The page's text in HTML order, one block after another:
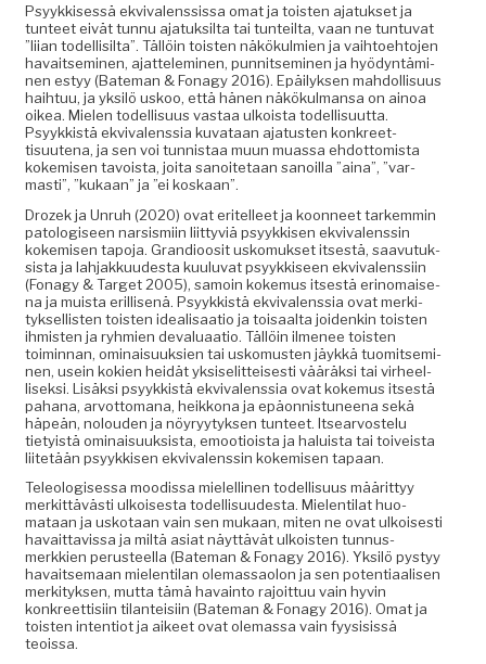
Psyykkisessä ekvi­valenssis­sa omat ja tois­t­en ajatuk­set ja
tun­teet eivät tun­nu ajatuk­sil­ta tai tun­teil­ta, vaan ne tun­tu­vat
”liian todel­lisil­ta”. Täl­löin tois­t­en näkökul­mien ja vai­h­toe­hto­jen
havait­sem­i­nen, ajat­telem­i­nen, pun­nit­sem­i­nen ja hyö­dyn­tämi­
nen estyy (Bate­man & Fon­agy 2016). Epäi­lyk­sen mah­dol­lisu­us
hai­h­tuu, ja yksilö uskoo, että hänen näkökul­mansa on ain­oa
oikea. Mie­len todel­lisu­us vas­taa ulkoista todel­lisu­ut­ta.
Psyykkistä ekvi­valenssia kuvataan aja­tusten konkreet­
tisuute­na, ja sen voi tun­nistaa muun muas­sa ehdot­tomista
kokemisen tavoista, joi­ta sanoite­taan sanoil­la ”aina”, ”var­
masti”, ”kukaan” ja ”ei koskaan”.
Drozek ja Unruh (2020) ovat eritelleet ja koon­neet tarkem­min
patol­o­giseen nar­sis­mi­in liit­tyviä psyykkisen ekvi­valenssin
kokemisen tapo­ja. Grandioosit usko­muk­set itses­tä, saavu­tuk­
sista ja lah­jakku­ud­es­ta kuu­lu­vat psyykkiseen ekvi­valenssi­in
(Fon­agy & Tar­get 2005), samoin koke­mus itses­tä eri­no­maise­
na ja muista eril­lisenä. Psyykkistä ekvi­valenssia ovat merk­i­
tyk­sel­lis­ten tois­t­en ide­al­isaa­tio ja toisaal­ta joidenkin tois­t­en
ihmis­ten ja ryh­mien deval­u­aa­tio. Täl­löin ilme­nee tois­t­en
toimin­nan, omi­naisuuk­sien tai usko­musten jäykkä tuomit­sem­i­
nen, usein kok­ien hei­dät yksiselit­teis­es­ti vääräk­si tai virheel­
lisek­si. Lisäk­si psyykkistä ekvi­valenssia ovat koke­mus itses­tä
pahana, arvot­tomana, heikkona ja epäon­nis­tuneena sekä
häpeän, nolouden ja nöyryy­tyk­sen tun­teet. Itsear­vostelu
tiety­istä omi­naisuuk­sista, emootioista ja haluista tai toiveista
liitetään psyykkisen ekvi­valenssin kokemisen tapaan.
Tele­ol­o­gises­sa mood­is­sa mielelli­nen todel­lisu­us määrit­tyy
merkit­tävästi ulkois­es­ta todel­lisu­ud­es­ta. Mie­len­ti­lat huo­
mataan ja usko­taan vain sen mukaan, miten ne ovat ulkois­es­ti
havait­tavis­sa ja miltä asi­at näyt­tävät ulkois­t­en tun­nus­
merkkien perus­teel­la (Bate­man & Fon­agy 2016). Yksilö pystyy
havait­se­maan mie­len­ti­lan ole­mas­saolon ja sen poten­ti­aalisen
merk­i­tyk­sen, mut­ta tämä havain­to rajoit­tuu vain hyvin
konkreet­tisi­in tilanteisi­in (Bate­man & Fon­agy 2016). Omat ja
tois­t­en inten­tiot ja aikeet ovat ole­mas­sa vain fyy­si­sis­sä
teoissa.